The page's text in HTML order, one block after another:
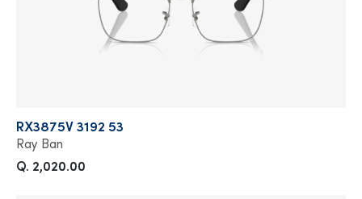
RX3875V 3192 53
Ray Ban
Q. 2,020.00